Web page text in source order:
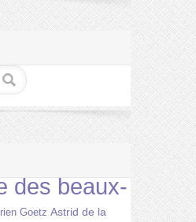
des beaux-
Goetz Astrid de la